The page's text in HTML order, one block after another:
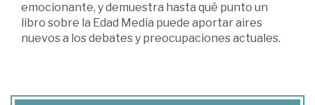
emocionante, y demuestra hasta qué punto un
libro sobre la Edad Media puede aportar aires
nuevos a los debates y preocupaciones actuales.